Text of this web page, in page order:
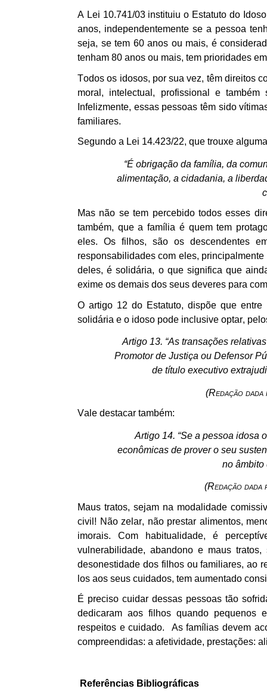
Encontre um Escritório
IBDFAM Educacional
A Lei 10.741/03 instituiu o Estatuto do
anos, independentemente se a pessoa
seja, se tem 60 anos ou mais, é
tenham 80 anos ou mais, tem prioridades
Todos os idosos, por sua vez, têm direitos
moral, intelectual, profissional e também
Infelizmente, essas pessoas têm sido
familiares.
Segundo a Lei 14.423/22, que trouxe
“É obrigação da família, da
alimentação, a cidadania, a
Mas não se tem percebido todos esses
também, que a família é quem tem
eles.
Os filhos, são os descendentes
responsabilidades com eles,
deles, é solidária, o que significa que
exime os demais dos seus deveres para
O artigo 12 do Estatuto, dispõe que
solidária e o idoso pode inclusive optar,
Artigo 13. “As transações
Promotor de Justiça ou Defensor
de título executivo
(Redação
Vale destacar também:
Artigo 14. “Se a pessoa idosa
econômicas de prover o seu
no âmbito
(Redação dada
Maus tratos, sejam na modalidade
civil! Não zelar, não prestar alimentos,
imorais. Com habitualidade, é
vulnerabilidade, abandono e maus
desonestidade dos filhos ou familiares, ao
los aos seus cuidados, tem aumentado
É preciso cuidar dessas pessoas tão
dedicaram aos filhos quando pequenos
respeitos e cuidado. As famílias devem
compreendidas: a afetividade, prestações:
Referências Bibliográficas